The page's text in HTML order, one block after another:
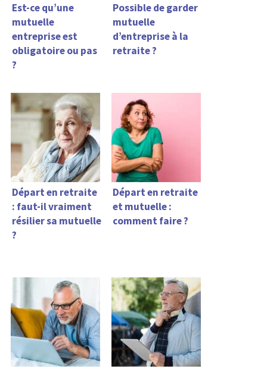
Est-ce qu’une
mutuelle
entreprise est
obligatoire ou pas
?
Possible de garder
mutuelle
d’entreprise à la
retraite ?
Départ en retraite
: faut-il vraiment
résilier sa mutuelle
?
Départ en retraite
et mutuelle :
comment faire ?